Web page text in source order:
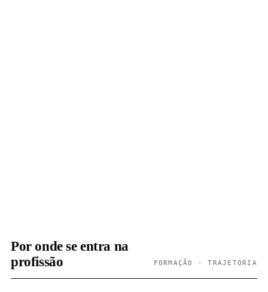
Por onde se entra na
profissão
FORMAÇÃO · TRAJETÓRIA